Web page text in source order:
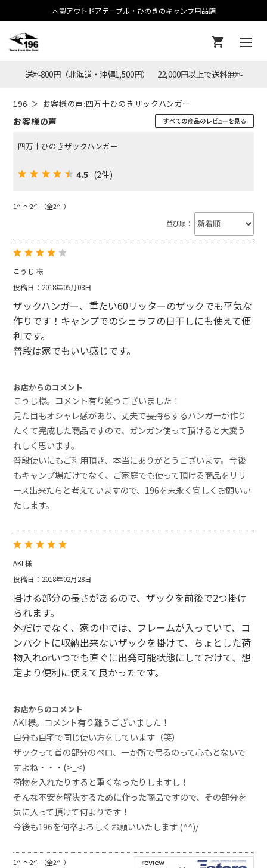
木製アウトドアテーブル・ひのきのキャンプ用品店
送料800円（北海道・沖縄1,500円） 22,000円以上で送料無料
196 お客様の声:四万十ひのきザックハンガー
お客様の声
四万十ひのきザックハンガー
4.5 (2件)
1件～2件（全2件）
並び順：
こうじ 様
投稿日：2018年05月08日
ザックハンガー、重たい60リッターのザックでも平気な
作りです！キャンプでのシェラフの日干しにも使えて便
利です。
普段は家でもいい感じです。
お店からのコメント
こうじ様。コメント有り難うございました！
見た目もオシャレ感があり、丈夫で長持ちするハンガーが作り
たくて完成した商品ですので、ガンガン使って頂けると大変う
れしく思います。
普段使いにもご利用頂き、本当にありがとうございます。今後
もキャンプ場だけでなく、ご家庭でも使って頂ける商品をリリ
ース出来たらと考えていますので、196を末永く宜しくお願いい
たします。
AKI 様
投稿日：2018年02月28日
掛ける部分の長さがあるので、ザックを前後で2つ掛け
られます。
外だけでなく、家の中では、フレームが入っていて、コ
ンパクトに収納出来ないザックを掛けて、ちょとした荷
物入れorいつでも直ぐに出発可能状態にしておけて、想
定より便利に使えて良かったです。
お店からのコメント
AKI様。コメント有り難うございました！
自分も自宅で同じ使い方をしています（笑）
ザックって首の部分のベロ、一か所で吊るのって心もとないで
すよね・・・(>_<)
荷物を入れたりすると重くなったりしますし！
そんな不安を解決するために作った商品ですので、その部分を
気に入って頂けて何よりです！
今後も196を何卒よろしくお願いいたします (^^)/
1件～2件（全2件）